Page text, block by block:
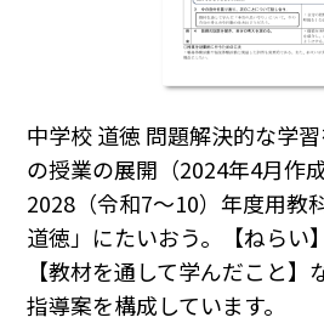
中学校 道徳 問題解決的な学
の授業の展開（2024年4月作
2028（令和7～10）年度用
道徳」にたいおう。【ねらい
【教材を通して学んだこと
指導案を構成しています。